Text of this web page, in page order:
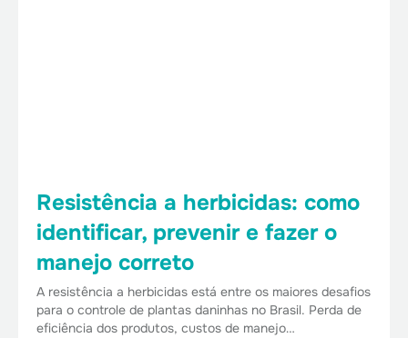
Resistência a herbicidas: como
identificar, prevenir e fazer o
manejo correto
A resistência a herbicidas está entre os maiores desafios
para o controle de plantas daninhas no Brasil. Perda de
eficiência dos produtos, custos de manejo…